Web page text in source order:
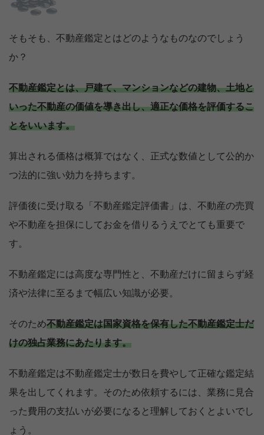
そもそも、不動産鑑定とはどのようなものなのでしょう
か？
不動産鑑定とは、戸建て、マンションなどの建物、土地と
いった不動産の価値を導き出し、適正な価格を評価するこ
とをいいます。
算出される価格は概算ではなく、正式な数値として公的か
つ法的に強い効力を持ちます。
評価後に受け取る「不動産鑑定評価書」は、不動産の売買
や不動産を担保にしてお金を借りるうえでとても重要で
す。
不動産鑑定には高度な専門性と、不動産だけに留まらず経
済や法律に至るまで幅広い知識が必要。
そのため不動産鑑定は国家資格を保有した不動産鑑定士だ
けの独占業務にあたります。
不動産鑑定は不動産鑑定士が数日を費やして正確な鑑定結
果を出してくれます。そのため依頼するには、業務に見合
った費用の支払いが必要になると理解しておくとよいでし
ょう。